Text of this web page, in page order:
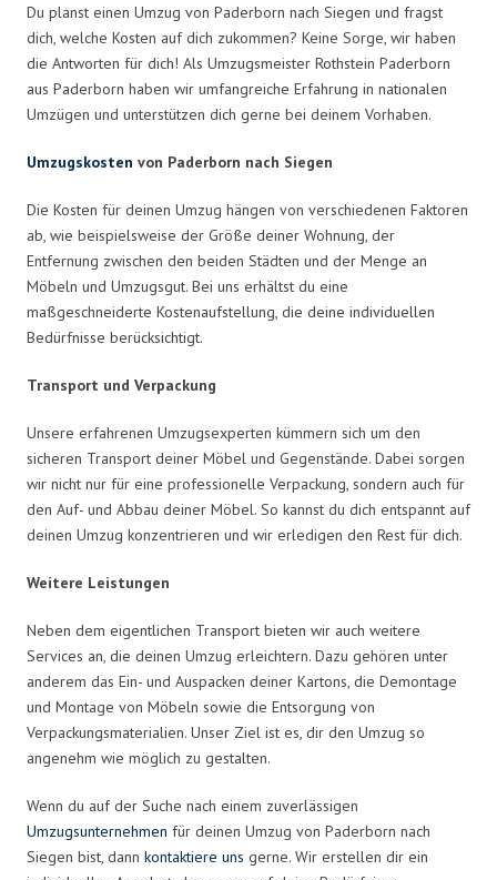
Du planst einen Umzug von Paderborn nach Siegen und fragst
dich, welche Kosten auf dich zukommen? Keine Sorge, wir haben
die Antworten für dich! Als Umzugsmeister Rothstein Paderborn
aus Paderborn haben wir umfangreiche Erfahrung in nationalen
Umzügen und unterstützen dich gerne bei deinem Vorhaben.
Umzugskosten von Paderborn nach Siegen
Die Kosten für deinen Umzug hängen von verschiedenen Faktoren
ab, wie beispielsweise der Größe deiner Wohnung, der
Entfernung zwischen den beiden Städten und der Menge an
Möbeln und Umzugsgut. Bei uns erhältst du eine
maßgeschneiderte Kostenaufstellung, die deine individuellen
Bedürfnisse berücksichtigt.
Transport und Verpackung
Unsere erfahrenen Umzugsexperten kümmern sich um den
sicheren Transport deiner Möbel und Gegenstände. Dabei sorgen
wir nicht nur für eine professionelle Verpackung, sondern auch für
den Auf- und Abbau deiner Möbel. So kannst du dich entspannt auf
deinen Umzug konzentrieren und wir erledigen den Rest für dich.
Weitere Leistungen
Neben dem eigentlichen Transport bieten wir auch weitere
Services an, die deinen Umzug erleichtern. Dazu gehören unter
anderem das Ein- und Auspacken deiner Kartons, die Demontage
und Montage von Möbeln sowie die Entsorgung von
Verpackungsmaterialien. Unser Ziel ist es, dir den Umzug so
angenehm wie möglich zu gestalten.
Wenn du auf der Suche nach einem zuverlässigen
Umzugsunternehmen für deinen Umzug von Paderborn nach
Siegen bist, dann kontaktiere uns gerne. Wir erstellen dir ein